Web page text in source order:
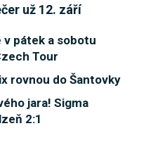
už 12. září
pátek a sobotu
Tour
rovnou do Šantovky
jara! Sigma
2:1